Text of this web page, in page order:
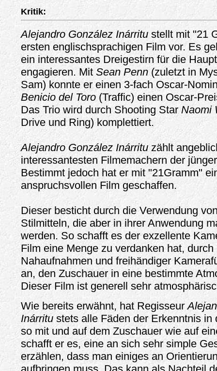
Kritik:
Alejandro González Inárritu stellt mit "21
ersten englischsprachigen Film vor. Es
ein interessantes Dreigestirn für die
engagieren. Mit Sean Penn (zuletzt in
Sam) konnte er einen 3-fach Oscar-
Benicio del Toro (Traffic) einen Oscar-
Das Trio wird durch Shooting StarNaomi
Drive und Ring) komplettiert.
Alejandro González Inárritu zählt
interessantesten Filmemachern der
Bestimmt jedoch hat er mit "21Gramm"
anspruchsvollen Film geschaffen.
Dieser besticht durch die Verwendung
Stilmitteln, die aber in ihrer Anwendung
werden. So schafft es der exzellente
Film eine Menge zu verdanken hat,
Nahaufnahmen und freihändiger
an, den Zuschauer in eine bestimmte
Dieser Film ist generell sehr
Wie bereits erwähnt, hat Regisseur
Inárritu stets alle Fäden der Erkenntnis in
so mit und auf dem Zuschauer wie auf
schafft er es, eine an sich sehr simple
erzählen, dass man einiges an